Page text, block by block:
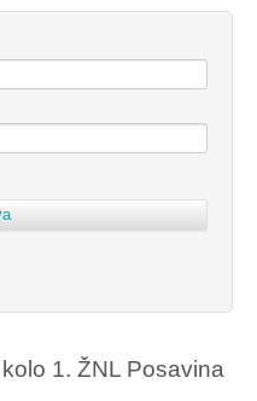
1. ŽNL Posavina